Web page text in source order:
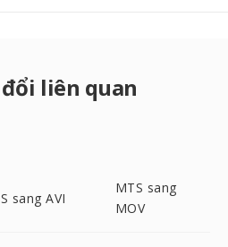
liên quan
sang AVI
MTS sang
MOV